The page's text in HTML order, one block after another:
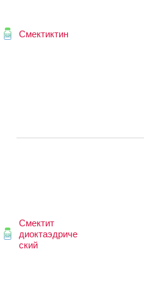
Смектиктин
Смектит
диоктаэдриче
ский